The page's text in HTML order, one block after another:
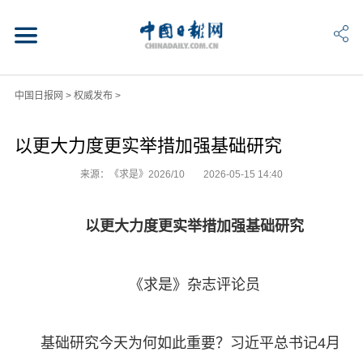
中国日报网 > 权威发布>
以更大力度更实举措加强基础研究
来源：《求是》2026/10 2026-05-15 14:40
以更大力度更实举措加强基础研究
《求是》杂志评论员
基础研究今天为何如此重要？习近平总书记4月